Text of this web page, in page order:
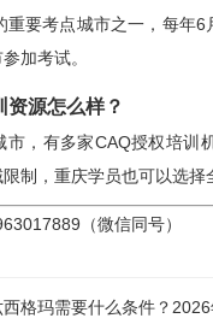
重要考点城市之一，每年
加考试。
资源怎么样？
市，有多家CAQ授权培训
制，重庆学员也可以选择
（微信同号）
格玛需要什么条件？